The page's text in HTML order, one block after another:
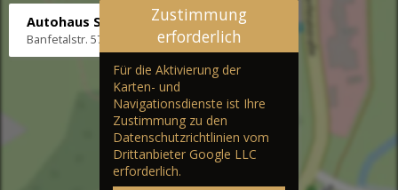
Autohaus Stenger
Banfetalstr. 57, 57334 Bad Laasphe
Zustimmung
erforderlich
Für die Aktivierung der
Karten- und
Navigationsdienste ist Ihre
Zustimmung zu den
Datenschutzrichtlinien vom
Drittanbieter Google LLC
erforderlich.